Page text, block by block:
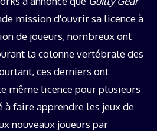
mission d'ouvrir sa licence à
de joueurs, nombreux ont
la colonne vertébrale des
ces derniers ont
même licence pour plusieurs
à faire apprendre les jeux de
nouveaux joueurs par